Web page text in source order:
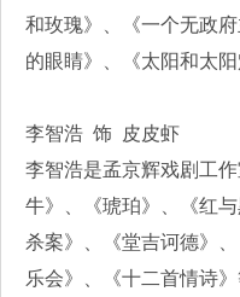
和玫瑰》、《一个无政
的眼睛》、《太阳和太
李智浩 饰 皮皮虾
李智浩是孟京辉戏剧工
牛》、《琥珀》、《红
杀案》、《堂吉诃德》
乐会》、《十二首情诗》